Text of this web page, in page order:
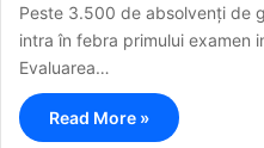
Peste 3.500 de absolvenți de
intra în febra primului examen
Evaluarea…
Read More »